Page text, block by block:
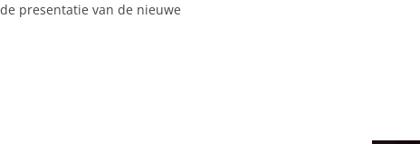
presentatie van de nieuwe